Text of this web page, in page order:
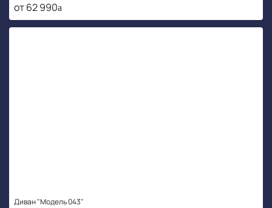
от 62 990
Диван "Модель 043"